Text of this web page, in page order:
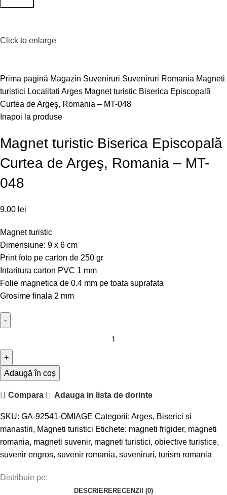
Click to enlarge
Prima pagină Magazin Suveniruri Suveniruri Romania Magneti
turistici Localitati Arges Magnet turistic Biserica Episcopală
Curtea de Argeş, Romania – MT-048
Inapoi la produse
Magnet turistic Biserica Episcopală
Curtea de Argeş, Romania – MT-
048
9.00 lei
Magnet turistic
Dimensiune: 9 x 6 cm
Print foto pe carton de 250 gr
Intaritura carton PVC 1 mm
Folie magnetica de 0.4 mm pe toata suprafata
Grosime finala 2 mm
Adaugă în coș
Compara Adauga in lista de dorinte
SKU: GA-92541-OMIAGE Categorii: Arges, Biserici si
manastiri, Magneti turistici Etichete: magneti frigider, magneti
romania, magneti suvenir, magneti turistici, obiective turistice,
suvenir engros, suvenir romania, suveniruri, turism romania
Distribuie pe:
DESCRIERE RECENZII (0)